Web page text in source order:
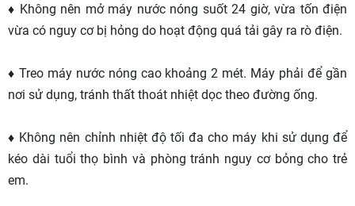
♦ Không nên mở máy nước nóng suốt 24 giờ, vừa tốn điện
vừa có nguy cơ bị hỏng do hoạt động quá tải gây ra rò điện.
♦ Treo máy nước nóng cao khoảng 2 mét. Máy phải để gần
nơi sử dụng, tránh thất thoát nhiệt dọc theo đường ống.
♦ Không nên chỉnh nhiệt độ tối đa cho máy khi sử dụng để
kéo dài tuổi thọ bình và phòng tránh nguy cơ bỏng cho trẻ
em.